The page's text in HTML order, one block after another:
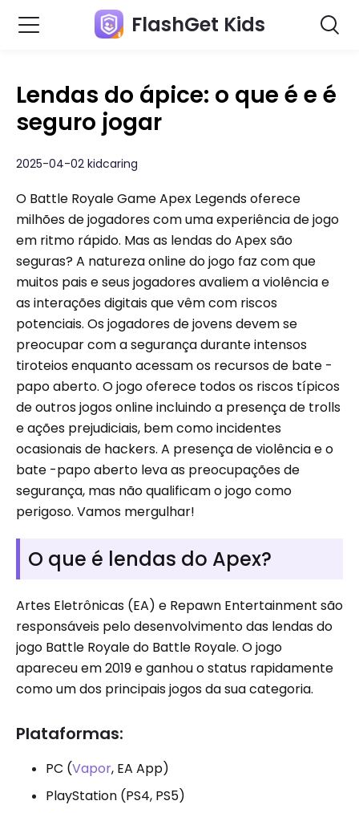
FlashGet Kids
Lendas do ápice: o que é e é
seguro jogar
2025-04-02 kidcaring
O Battle Royale Game Apex Legends oferece
milhões de jogadores com uma experiência de jogo
em ritmo rápido. Mas as lendas do Apex são
seguras? A natureza online do jogo faz com que
muitos pais e seus jogadores avaliem a violência e
as interações digitais que vêm com riscos
potenciais. Os jogadores de jovens devem se
preocupar com a segurança durante intensos
tiroteios enquanto acessam os recursos de bate -
papo aberto. O jogo oferece todos os riscos típicos
de outros jogos online incluindo a presença de trolls
e ações prejudiciais, bem como incidentes
ocasionais de hackers. A presença de violência e o
bate -papo aberto leva as preocupações de
segurança, mas não qualificam o jogo como
perigoso. Vamos mergulhar!
O que é lendas do Apex?
Artes Eletrônicas (EA) e Repawn Entertainment são
responsáveis ​​pelo desenvolvimento das lendas do
jogo Battle Royale do Battle Royale. O jogo
apareceu em 2019 e ganhou o status rapidamente
como um dos principais jogos da sua categoria.
Plataformas:
PC (Vapor, EA App)
PlayStation (PS4, PS5)